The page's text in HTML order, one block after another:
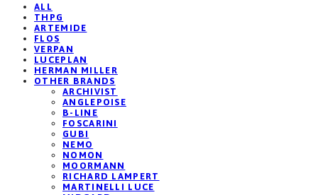
ALL
THPG
ARTEMIDE
FLOS
VERPAN
LUCEPLAN
HERMAN MILLER
OTHER BRANDS
ARCHIVIST
ANGLEPOISE
B-LINE
FOSCARINI
GUBI
NEMO
NOMON
MOORMANN
RICHARD LAMPERT
MARTINELLI LUCE